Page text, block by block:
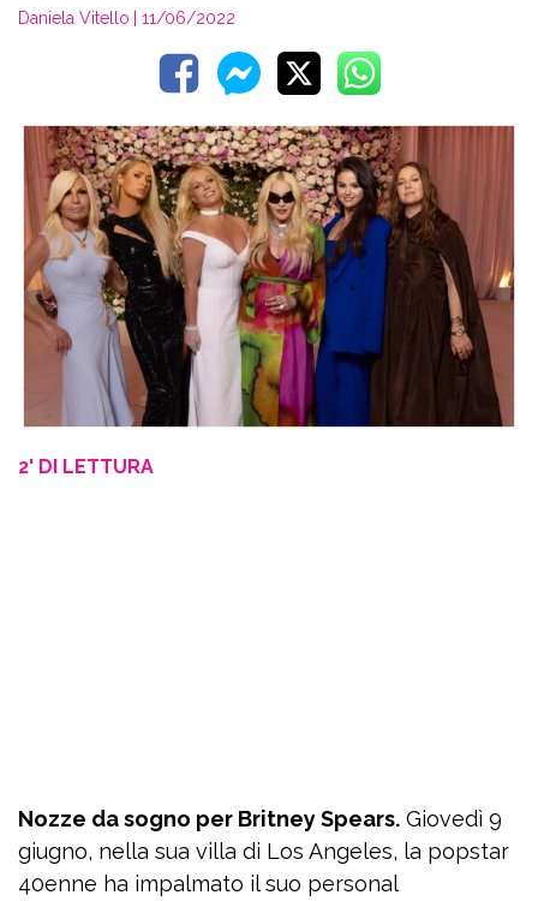
Daniela Vitello | 11/06/2022
2' DI LETTURA
Nozze da sogno per Britney Spears. Giovedì 9
giugno, nella sua villa di Los Angeles, la popstar
40enne ha impalmato il suo personal